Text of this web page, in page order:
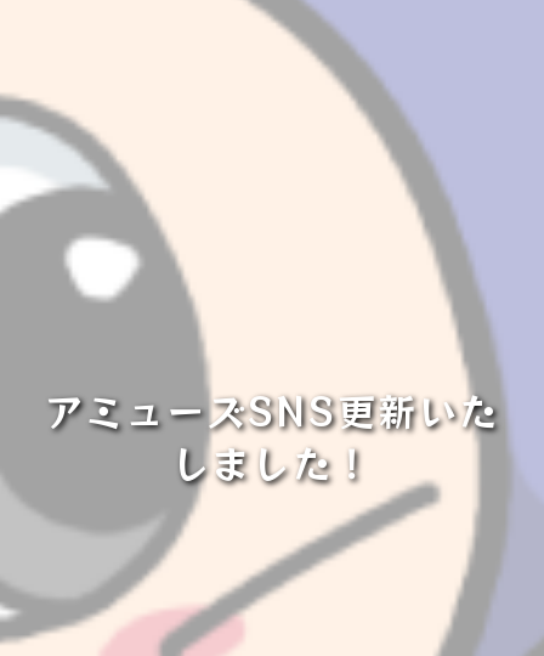
アミューズSNS更新いた
しました！